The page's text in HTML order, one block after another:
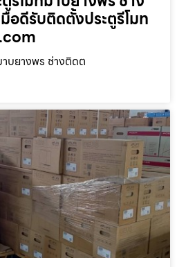
อดีรับติดตั้งประตูรีโมท
าบยางพร ช่างติดต